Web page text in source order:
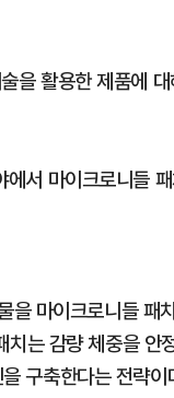
을 활용한 제품에
서 마이크로니들
을 마이크로니들
는 감량 체중을 안
구축한다는 전략이